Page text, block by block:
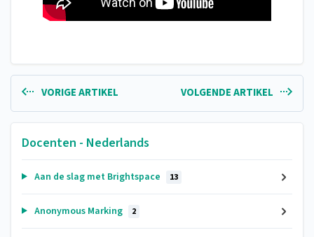
VORIGE ARTIKEL VOLGENDE ARTIKEL
Docenten - Nederlands
Aan de slag met Brightspace 13
Anonymous Marking 2